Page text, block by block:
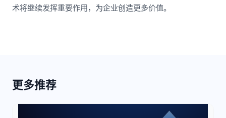
术将继续发挥重要作用，为企业创造更多价值。
更多推荐